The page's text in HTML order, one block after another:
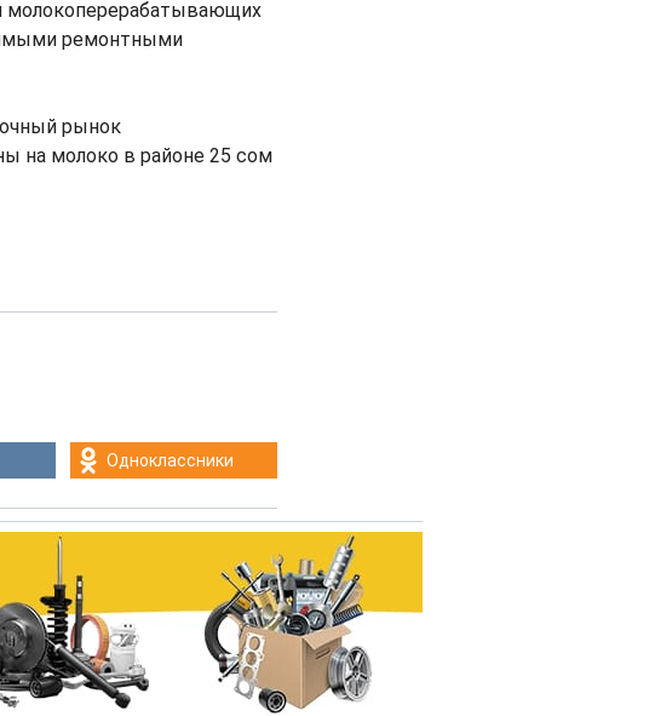
молокоперерабатывающих
ремонтными
рынок
на молоко в районе 25 сом
Одноклассники